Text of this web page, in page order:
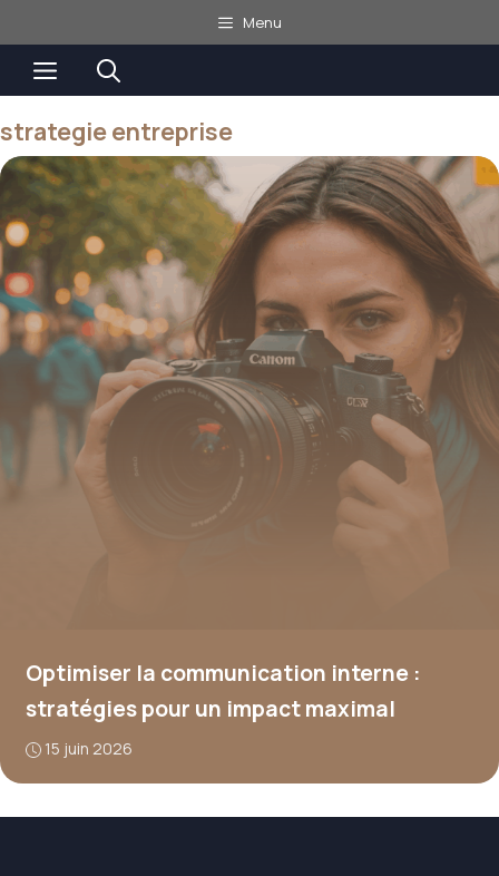
au
contenu
Menu
Menu
strategie entreprise
Optimiser la communication interne :
stratégies pour un impact maximal
15 juin 2026